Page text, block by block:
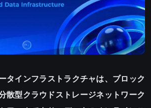
タインフラストラクチャは、ブロック
散型クラウドストレージネットワーク